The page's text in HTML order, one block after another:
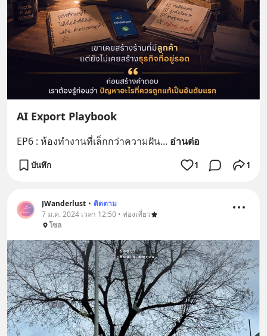
AI Export Playbook
EP6 : ห้องทำงานที่เล็กกว่าความฝัน... อ่านต่อ
บันทึก 1 1
JWanderlust • ติดตาม
7 ม.ค. 2024 เวลา 12:50 • ท่องเที่ยว
โซล